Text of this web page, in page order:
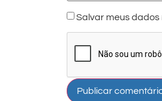
Salvar meus dados